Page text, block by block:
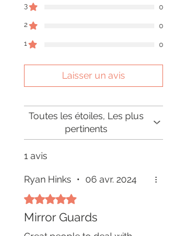
3 0
2 0
1 0
Laisser un avis
Toutes les étoiles, Les plus
pertinents
1 avis
Ryan Hinks • 06 avr. 2024
Noté 5 sur 5.
Mirror Guards